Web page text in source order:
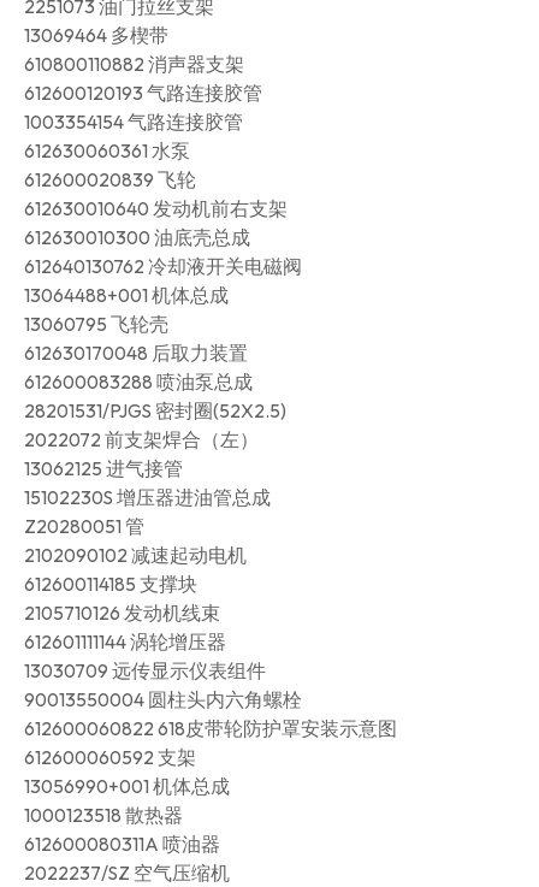
2251073 油门拉丝支架
13069464 多楔带
610800110882 消声器支架
612600120193 气路连接胶管
1003354154 气路连接胶管
612630060361 水泵
612600020839 飞轮
612630010640 发动机前右支架
612630010300 油底壳总成
612640130762 冷却液开关电磁阀
13064488+001 机体总成
13060795 飞轮壳
612630170048 后取力装置
612600083288 喷油泵总成
28201531/PJGS 密封圈(52X2.5)
2022072 前支架焊合（左）
13062125 进气接管
15102230S 增压器进油管总成
Z20280051 管
2102090102 减速起动电机
612600114185 支撑块
2105710126 发动机线束
612601111144 涡轮增压器
13030709 远传显示仪表组件
90013550004 圆柱头内六角螺栓
612600060822 618皮带轮防护罩安装示意图
612600060592 支架
13056990+001 机体总成
1000123518 散热器
612600080311A 喷油器
2022237/SZ 空气压缩机